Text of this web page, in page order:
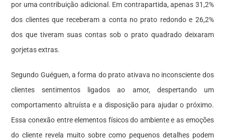
por uma contribuição adicional. Em contrapartida, apenas 31,2%
dos clientes que receberam a conta no prato redondo e 26,2%
dos que tiveram suas contas sob o prato quadrado deixaram
gorjetas extras.
Segundo Guéguen, a forma do prato ativava no inconsciente dos
clientes sentimentos ligados ao amor, despertando um
comportamento altruísta e a disposição para ajudar o próximo.
Essa conexão entre elementos físicos do ambiente e as emoções
do cliente revela muito sobre como pequenos detalhes podem